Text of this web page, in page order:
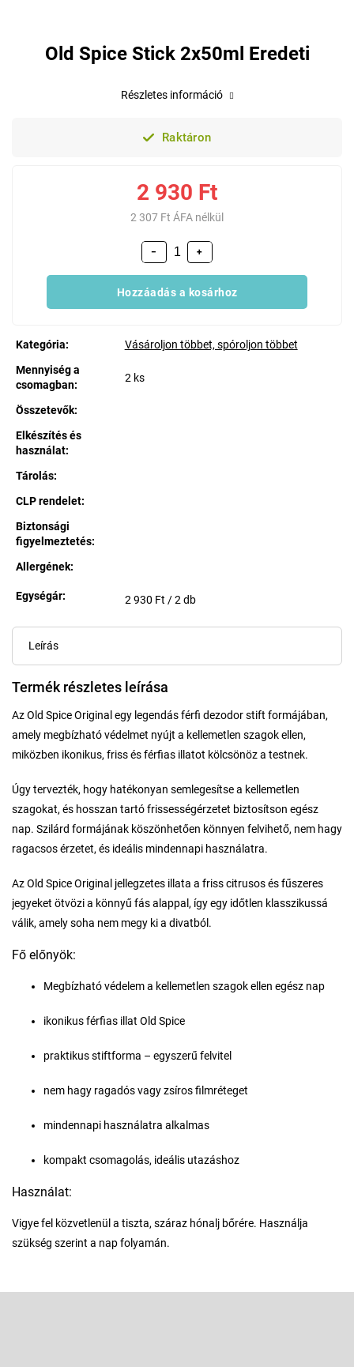
Old Spice Stick 2x50ml Eredeti
Raktáron
2 930 Ft
2 307 Ft ÁFA nélkül
+
−
Hozzáadás a kosárhoz
Kategória:
Vásároljon többet, spóroljon többet
Mennyiség a
csomagban:
2 ks
Összetevők:
Elkészítés és
használat:
Tárolás:
CLP rendelet:
Biztonsági
figyelmeztetés:
Allergének:
Egységár: Egységár:
2 930 Ft / 2 db
Részletes információ
Leírás
Termék részletes leírása
Az Old Spice Original egy legendás férfi dezodor stift formájában,
amely megbízható védelmet nyújt a kellemetlen szagok ellen,
miközben ikonikus, friss és férfias illatot kölcsönöz a testnek.
Úgy tervezték, hogy hatékonyan semlegesítse a kellemetlen
szagokat, és hosszan tartó frissességérzetet biztosítson egész
nap. Szilárd formájának köszönhetően könnyen felvihető, nem hagy
ragacsos érzetet, és ideális mindennapi használatra.
Az Old Spice Original jellegzetes illata a friss citrusos és fűszeres
jegyeket ötvözi a könnyű fás alappal, így egy időtlen klasszikussá
válik, amely soha nem megy ki a divatból.
Fő előnyök:
Megbízható védelem a kellemetlen szagok ellen egész nap
ikonikus férfias illat Old Spice
praktikus stiftforma – egyszerű felvitel
nem hagy ragadós vagy zsíros filmréteget
mindennapi használatra alkalmas
kompakt csomagolás, ideális utazáshoz
Használat:
Vigye fel közvetlenül a tiszta, száraz hónalj bőrére. Használja
szükség szerint a nap folyamán.